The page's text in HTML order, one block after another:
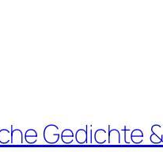
Gedichte